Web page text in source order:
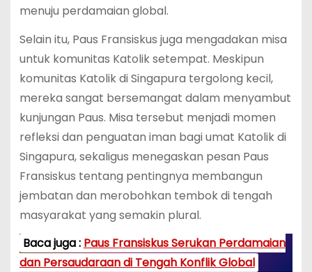
menuju perdamaian global.
Selain itu, Paus Fransiskus juga mengadakan misa
untuk komunitas Katolik setempat. Meskipun
komunitas Katolik di Singapura tergolong kecil,
mereka sangat bersemangat dalam menyambut
kunjungan Paus. Misa tersebut menjadi momen
refleksi dan penguatan iman bagi umat Katolik di
Singapura, sekaligus menegaskan pesan Paus
Fransiskus tentang pentingnya membangun
jembatan dan merobohkan tembok di tengah
masyarakat yang semakin plural.
Baca juga : Paus Fransiskus Serukan Perdamaian
dan Persaudaraan di Tengah Konflik Global